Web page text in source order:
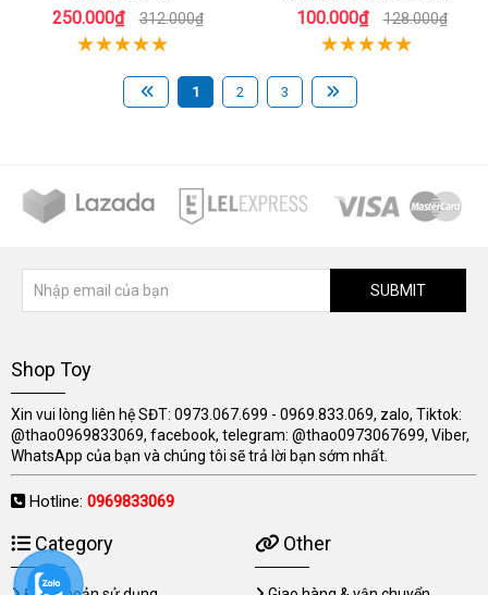
250.000₫ 312.000₫ 100.000₫ 128.000₫
1 2 3
SUBMIT
Shop Toy
Xin vui lòng liên hệ SĐT: 0973.067.699 - 0969.833.069, zalo, Tiktok:
@thao0969833069, facebook, telegram: @thao0973067699, Viber,
WhatsApp của bạn và chúng tôi sẽ trả lời bạn sớm nhất.
Hotline: 0969833069
Category Other